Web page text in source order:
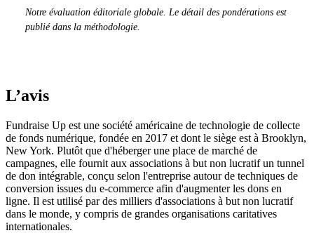
Notre évaluation éditoriale globale. Le détail des pondérations est
publié dans la méthodologie.
L’avis
Fundraise Up est une société américaine de technologie de collecte
de fonds numérique, fondée en 2017 et dont le siège est à Brooklyn,
New York. Plutôt que d'héberger une place de marché de
campagnes, elle fournit aux associations à but non lucratif un tunnel
de don intégrable, conçu selon l'entreprise autour de techniques de
conversion issues du e-commerce afin d'augmenter les dons en
ligne. Il est utilisé par des milliers d'associations à but non lucratif
dans le monde, y compris de grandes organisations caritatives
internationales.